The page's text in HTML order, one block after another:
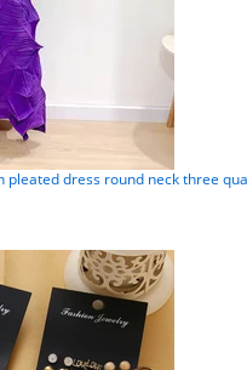
pleated dress round neck three